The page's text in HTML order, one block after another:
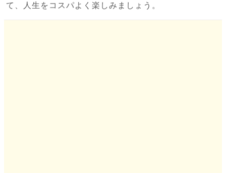
て、人生をコスパよく楽しみましょう。